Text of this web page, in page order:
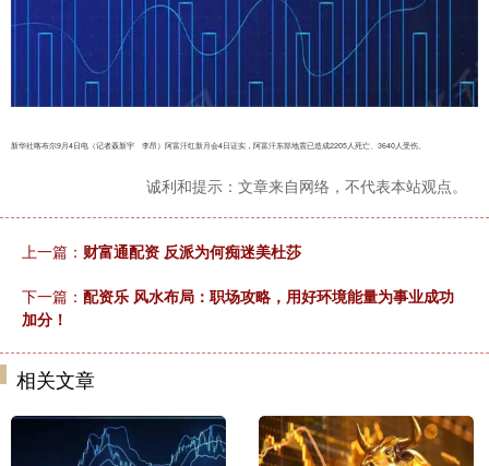
新华社喀布尔9月4日电（记者聂新宇 李昂）阿富汗红新月会4日证实，阿富汗东部地震已造成2205人死亡、3640人受伤。
诚利和提示：文章来自网络，不代表本站观点。
上一篇： 财富通配资 反派为何痴迷美杜莎
下一篇： 配资乐 风水布局：职场攻略，用好环境能量为事业成功
加分！
相关文章